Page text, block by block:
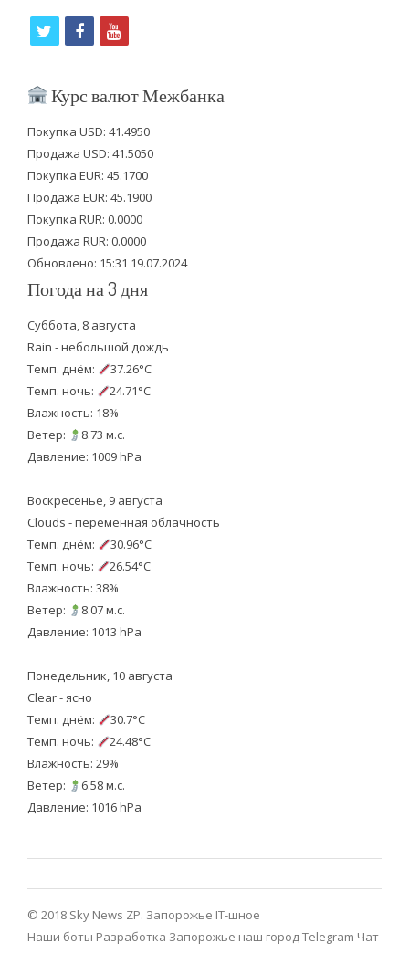
i
t
e
r
f
c
b
o
o
k
y
u
u
b
e
Курс валют Межбанка
Покупка USD: 41.4950
Продажа USD: 41.5050
Покупка EUR: 45.1700
Продажа EUR: 45.1900
Покупка RUR: 0.0000
Продажа RUR: 0.0000
Обновлено: 15:31 19.07.2024
Погода на 3 дня
Суббота, 8 августа
Rain - небольшой дождь
Темп. днём:
37.26°C
Темп. ночь:
24.71°C
Влажность: 18%
Ветер:
8.73 м.с.
Давление: 1009 hPa
Воскресенье, 9 августа
Clouds - переменная облачность
Темп. днём:
30.96°C
Темп. ночь:
26.54°C
Влажность: 38%
Ветер:
8.07 м.с.
Давление: 1013 hPa
Понедельник, 10 августа
Clear - ясно
Темп. днём:
30.7°C
Темп. ночь:
24.48°C
Влажность: 29%
Ветер:
6.58 м.с.
Давление: 1016 hPa
© 2018 Sky News ZP. Запорожье IT-шное
Наши боты Разработка Запорожье наш город Telegram Чат